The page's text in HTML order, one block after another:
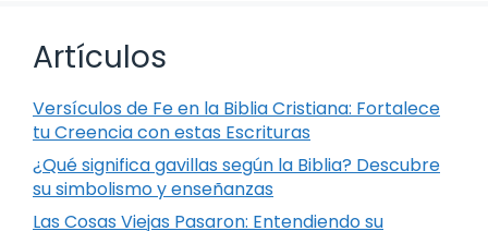
Artículos
Versículos de Fe en la Biblia Cristiana: Fortalece
tu Creencia con estas Escrituras
¿Qué significa gavillas según la Biblia? Descubre
su simbolismo y enseñanzas
Las Cosas Viejas Pasaron: Entendiendo su